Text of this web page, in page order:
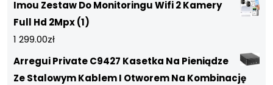
Imou Zestaw Do Monitoringu Wifi 2 Kamery
Full Hd 2Mpx (1)
1 299.00zł
Arregui Private C9427 Kasetka Na Pieniądze
Ze Stalowym Kablem I Otworem Na Kombinację